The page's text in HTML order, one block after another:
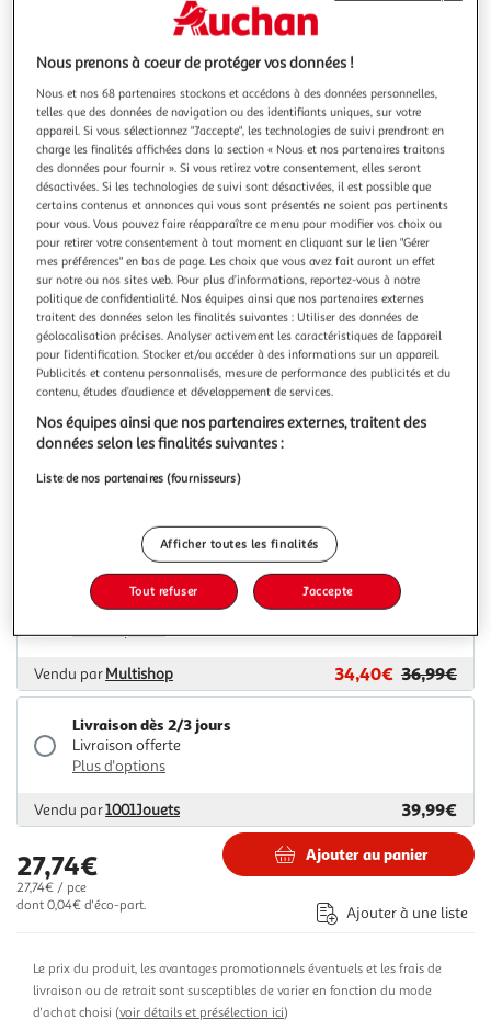
précédente
suivante
Nouveauté
4.0 (1)
SENTOSPHÈRE
Gloss party - Kit créatif
Réalise tes propres gloss grâce à ce super kit créatif !
Amuse-toi à créer tes propres gloss à base de cire naturelle
(cire d'abeille et cire de carnauba), des bâtons de brillants à
lèvres et des baumes onctueux pour hydrater tes lèvres. Ce
kit complet permet de réaliser plus de 4 bâtons de gloss et
En savoir +
Vendu par 2KINGS
Livraison dès 5/6 jours
4,99€
Plus d'options
Vendu par2KINGS
Livr. ou retrait dès 5/6 jours
A partir de 4,50€
Avenue des Jeux
Livraison dès 4/5 jours
4,99€
Plus d'options
Vendu parMultishop 34,40€ 36,99€
Livraison dès 2/3 jours
Livraison offerte
Plus d'options
Vendu par1001Jouets 39,99€
27,74€
27,74€ / pce
dont 0,04€ d'éco-part.
Ajouter au panier
Ajouter à une liste
Le prix du produit, les avantages promotionnels éventuels et les frais de
livraison ou de retrait sont susceptibles de varier en fonction du mode
d'achat choisi (voir détails et présélection ici)
Nous prenons à coeur de protéger vos données !
Nous et nos 68 partenaires stockons et accédons à des données personnelles,
telles que des données de navigation ou des identifiants uniques, sur votre
appareil. Si vous sélectionnez "J'accepte", les technologies de suivi prendront en
charge les finalités affichées dans la section « Nous et nos partenaires traitons
des données pour fournir ». Si vous retirez votre consentement, elles seront
désactivées. Si les technologies de suivi sont désactivées, il est possible que
certains contenus et annonces qui vous sont présentés ne soient pas pertinents
pour vous. Vous pouvez faire réapparaître ce menu pour modifier vos choix ou
pour retirer votre consentement à tout moment en cliquant sur le lien "Gérer
mes préférences" en bas de page. Les choix que vous avez fait auront un effet
sur notre ou nos sites web. Pour plus d’informations, reportez-vous à notre
politique de confidentialité. Nos équipes ainsi que nos partenaires externes
traitent des données selon les finalités suivantes : Utiliser des données de
géolocalisation précises. Analyser activement les caractéristiques de l’appareil
pour l’identification. Stocker et/ou accéder à des informations sur un appareil.
Publicités et contenu personnalisés, mesure de performance des publicités et du
contenu, études d’audience et développement de services.
Nos équipes ainsi que nos partenaires externes, traitent des
données selon les finalités suivantes :
Liste de nos partenaires (fournisseurs)
Afficher toutes les finalités
Tout refuser J'accepte